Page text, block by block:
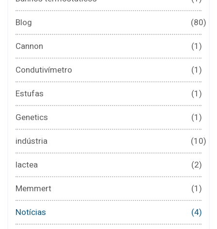
Blog
(80)
Cannon
(1)
Condutivímetro
(1)
Estufas
(1)
Genetics
(1)
indústria
(10)
lactea
(2)
Memmert
(1)
Notícias
(4)